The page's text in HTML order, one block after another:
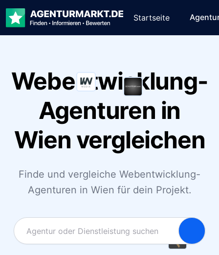
Startseite
Webentwicklung-
Agenturen in
Wien vergleichen
Finde und vergleiche Webentwicklung-
Agenturen in Wien für dein Projekt.